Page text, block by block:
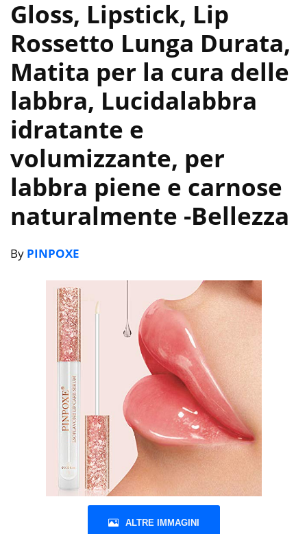
Gloss, Lipstick, Lip
Rossetto Lunga Durata,
Matita per la cura delle
labbra, Lucidalabbra
idratante e
volumizzante, per
labbra piene e carnose
naturalmente -Bellezza
By PINPOXE
ALTRE IMMAGINI